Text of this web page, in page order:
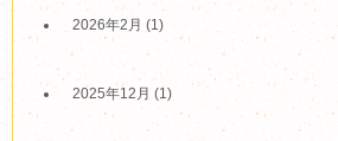
2026年2月 (1)
2025年12月 (1)